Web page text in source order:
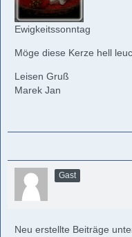
Ewigkeitssonntag
Möge diese Kerze hell
Leisen Gruß
Marek Jan
Gast
Neu erstellte Beiträge